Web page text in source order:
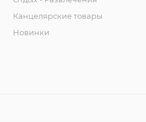
Канцелярские товары
Новинки